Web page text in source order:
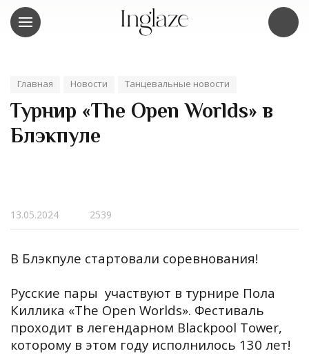
Главная Новости Танцевальные новости
Турнир «The Open Worlds» в
Блэкпуле
13.05.2024 2539
В Блэкпуле стартовали соревнования!
Русские пары участвуют в турнире Пола
Киллика «The Open Worlds». Фестиваль
проходит в легендарном Blackpool Tower,
которому в этом году исполнилось 130 лет!